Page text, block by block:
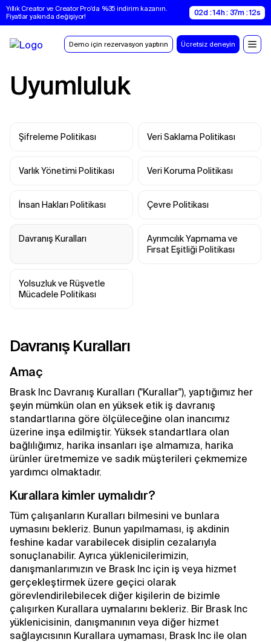
Yıllık Creator ve Creator Pro'da %35 indirim kazanın.
Fiyatlar yakında değişiyor!
02d : 14h : 37m : 11s
Demo için rezervasyon yaptırın Ücretsiz deneyin
Uyumluluk
Şifreleme Politikası Veri Saklama Politikası
Varlık Yönetimi Politikası Veri Koruma Politikası
İnsan Hakları Politikası Çevre Politikası
Davranış Kuralları
Ayrımcılık Yapmama ve
Fırsat Eşitliği Politikası
Yolsuzluk ve Rüşvetle
Mücadele Politikası
Davranış Kuralları
Amaç
Brask Inc Davranış Kuralları ("Kurallar"), yaptığımız her
şeyin mümkün olan en yüksek etik iş davranış
standartlarına göre ölçüleceğine olan inancımız
üzerine inşa edilmiştir. Yüksek standartlara olan
bağlılığımız, harika insanları işe almamıza, harika
ürünler üretmemize ve sadık müşterileri çekmemize
yardımcı olmaktadır.
Kurallara kimler uymalıdır?
Tüm çalışanların Kuralları bilmesini ve bunlara
uymasını bekleriz. Bunun yapılmaması, iş akdinin
feshine kadar varabilecek disiplin cezalarıyla
sonuçlanabilir. Ayrıca yüklenicilerimizin,
danışmanlarımızın ve Brask Inc için iş veya hizmet
gerçekleştirmek üzere geçici olarak
görevlendirilebilecek diğer kişilerin de bizimle
çalışırken Kurallara uymalarını bekleriz. Bir Brask Inc
yüklenicisinin, danışmanının veya diğer hizmet
sağlayıcısının Kurallara uymaması, Brask Inc ile olan